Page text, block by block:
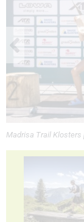
Madrisa Trail Klosters